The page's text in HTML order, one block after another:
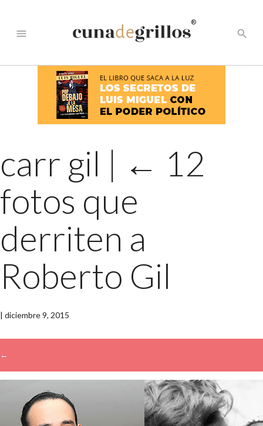
menu
®
search
carr gil | ← 12
fotos que
derriten a
Roberto Gil
| diciembre 9, 2015
←